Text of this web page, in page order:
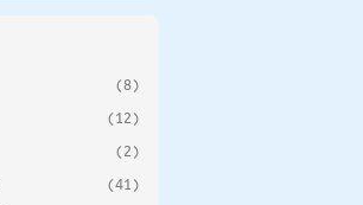
(8)
(12)
(2)
(41)